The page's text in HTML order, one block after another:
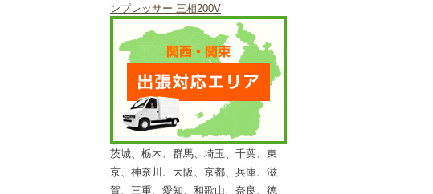
ンプレッサー 三相200V
茨城、栃木、群馬、埼玉、千葉、東
京、神奈川、大阪、京都、兵庫、滋
賀、三重、愛知、和歌山、奈良、徳